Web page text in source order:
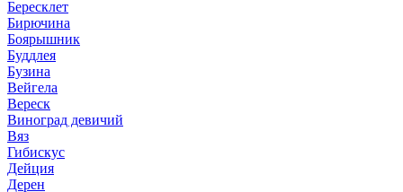
Бересклет
Бирючина
Боярышник
Буддлея
Бузина
Вейгела
Вереск
Виноград девичий
Вяз
Гибискус
Дейция
Дерен